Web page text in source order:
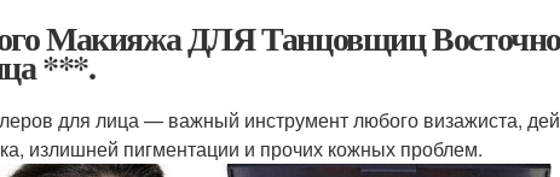
Макияжа ДЛЯ Танцовщиц
***.
для лица — важный инструмент любого визажиста,
излишней пигментации и прочих кожных проблем.